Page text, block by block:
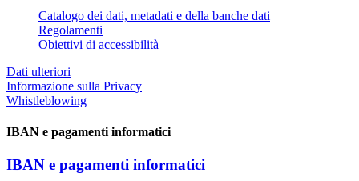
Catalogo dei dati, metadati e della banche dati
Regolamenti
Obiettivi di accessibilità
Dati ulteriori
Informazione sulla Privacy
Whistleblowing
IBAN e pagamenti informatici
IBAN e pagamenti informatici